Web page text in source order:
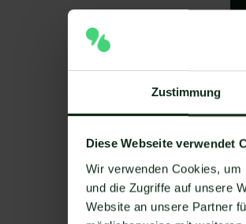
Zustimmung
Diese Webseite verwendet
Wir verwenden Cookies,
und die Zugriffe auf unsere
Website an unsere Partner